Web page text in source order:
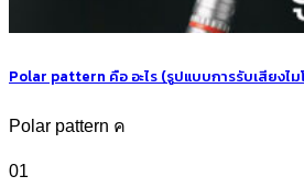
Polar pattern คือ อะไร (รูปแบบการรับเสียงไม
Polar pattern ค
01